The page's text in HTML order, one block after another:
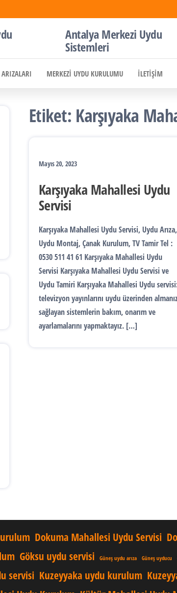
Antalya Merkezi Uydu
Sistemleri
MERKEZI UYDU KURULUMU İLETIŞIM
Etiket: Karşıyaka
Mayıs 20, 2023
Karşıyaka Mahallesi Uydu
Servisi
Karşıyaka Mahallesi Uydu Servisi, Uydu Arıza,
Uydu Montaj, Çanak Kurulum, TV Tamir Tel :
0530 511 41 61 Karşıyaka Mahallesi Uydu
Servisi Karşıyaka Mahallesi Uydu Servisi ve
Uydu Tamiri Karşıyaka Mahallesi Uydu
televizyon yayınlarını uydu üzerinden
sağlayan sistemlerin bakım, onarım ve
ayarlamalarını yapmaktayız. […]
Dokuma Mahallesi Uydu Servisi
Göksu uydu servisi Güneş uydu arıza Güneş uyducu
servisi Kuzeyyaka uydu kurulum